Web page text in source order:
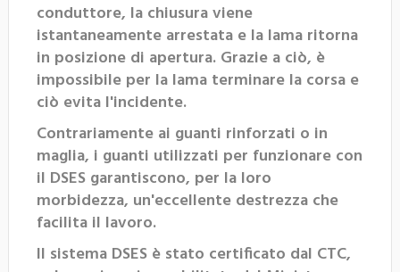
conduttore, la chiusura viene
istantaneamente arrestata e la lama ritorna
in posizione di apertura. Grazie a ciò, è
impossibile per la lama terminare la corsa e
ciò evita l'incidente.
Contrariamente ai guanti rinforzati o in
maglia, i guanti utilizzati per funzionare con
il DSES garantiscono, per la loro
morbidezza, un'eccellente destrezza che
facilita il lavoro.
Il sistema DSES è stato certificato dal CTC,